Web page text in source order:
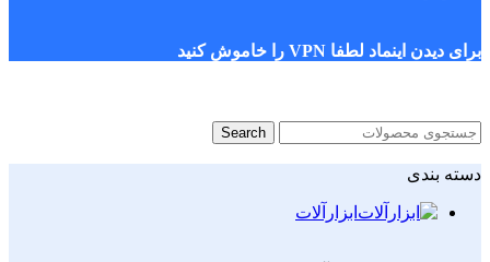
برای دیدن اینماد لطفا VPN را خاموش کنید
Search
دسته بندی
ابزارآلات